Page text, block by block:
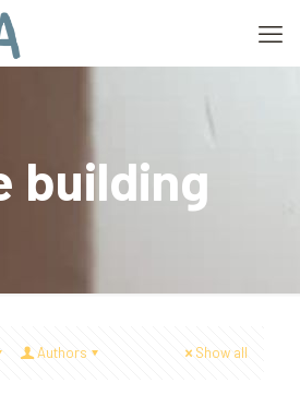
building
Authors Show all